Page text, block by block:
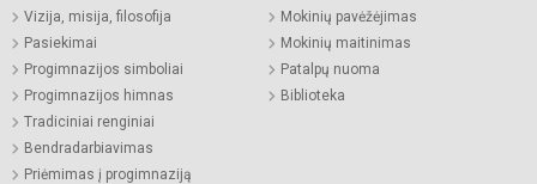
Vizija, misija, filosofija
Pasiekimai
Progimnazijos simboliai
Progimnazijos himnas
Tradiciniai renginiai
Bendradarbiavimas
Priėmimas į progimnaziją
Mokinių pavėžėjimas
Mokinių maitinimas
Patalpų nuoma
Biblioteka